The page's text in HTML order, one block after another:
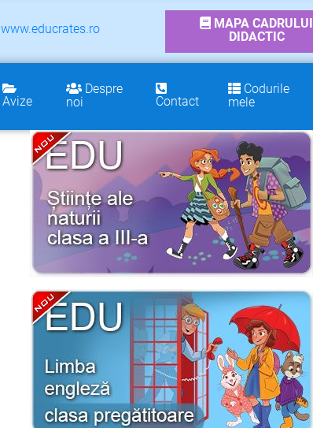
www.educrates.ro
MAPA CADRULUI
DIDACTIC
Avize
Despre
noi
Contact
Codurile
mele